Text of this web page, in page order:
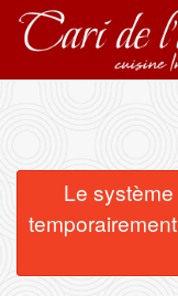
Commander en ligne
Emplacement
Le